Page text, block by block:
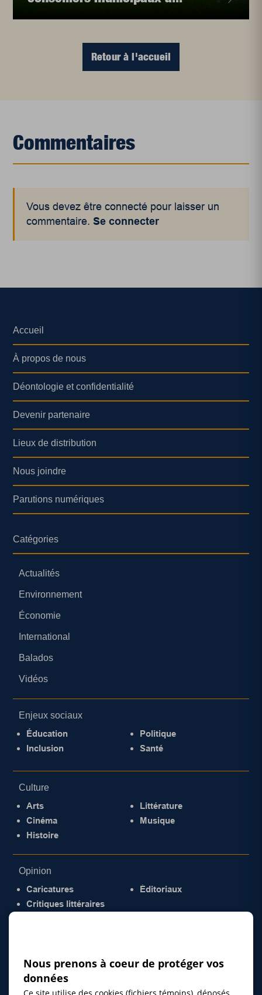
Retour à l'accueil
Commentaires
Vous devez être connecté pour laisser un
commentaire.Se connecter
Accueil
À propos de nous
Déontologie et confidentialité
Devenir partenaire
Lieux de distribution
Nous joindre
Parutions numériques
Catégories
Actualités
Environnement
Économie
International
Balados
Vidéos
Enjeux sociaux
Éducation
Inclusion
Politique
Santé
Culture
Arts
Cinéma
Histoire
Littérature
Musique
Opinion
Caricatures
Critiques littéraires
Éditoriaux
Nous prenons à coeur de protéger vos
données